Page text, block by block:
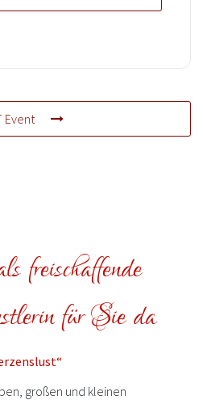
Event
freischaffende
für Sie da
großen und kleinen